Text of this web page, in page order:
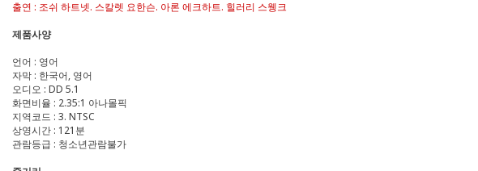
출연 : 조쉬 하트넷. 스칼렛 요한슨. 아론 에크하트. 힐러리 스웽크
제품사양
언어 : 영어
자막 : 한국어, 영어
오디오 : DD 5.1
화면비율 : 2.35:1 아나몰픽
지역코드 : 3. NTSC
상영시간 : 121분
관람등급 : 청소년관람불가